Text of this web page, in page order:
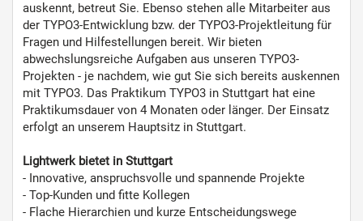
auskennt, betreut Sie. Ebenso stehen alle Mitarbeiter aus
der TYPO3-Entwicklung bzw. der TYPO3-Projektleitung für
Fragen und Hilfestellungen bereit. Wir bieten
abwechslungsreiche Aufgaben aus unseren TYPO3-
Projekten - je nachdem, wie gut Sie sich bereits auskennen
mit TYPO3. Das Praktikum TYPO3 in Stuttgart hat eine
Praktikumsdauer von 4 Monaten oder länger. Der Einsatz
erfolgt an unserem Hauptsitz in Stuttgart.
Lightwerk bietet in Stuttgart
- Innovative, anspruchsvolle und spannende Projekte
- Top-Kunden und fitte Kollegen
- Flache Hierarchien und kurze Entscheidungswege